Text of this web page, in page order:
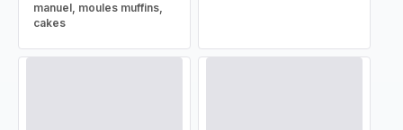
manuel, moules muffins,
cakes